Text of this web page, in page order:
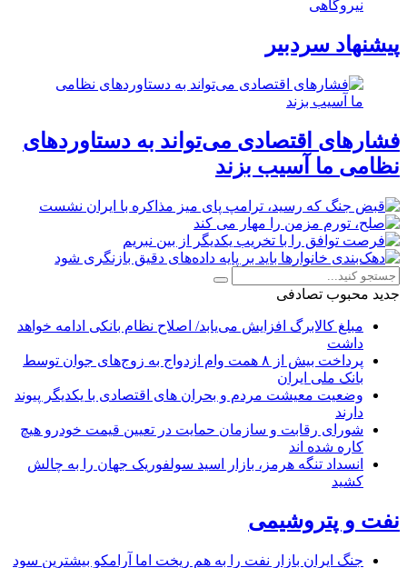
نیروگاهی
پیشنهاد سردبیر
فشارهای اقتصادی می‌تواند به دستاوردهای
نظامی ما آسیب بزند
جدید محبوب تصادفی
مبلغ کالابرگ افزایش می‌یابد/ اصلاح نظام بانکی ادامه خواهد
داشت
پرداخت بیش از ۸ همت وام ازدواج به زوج‌های جوان توسط
بانک ملی ایران
وضعیت معیشت مردم و بحران های اقتصادی با یکدیگر پیوند
دارند
شورای رقابت و سازمان حمایت در تعیین قیمت خودرو هیچ
کاره شده اند
انسداد تنگه هرمز، بازار اسید سولفوریک جهان را به چالش
کشید
نفت و پتروشیمی
جنگ ایران بازار نفت را به هم ریخت اما آرامکو بیشترین سود